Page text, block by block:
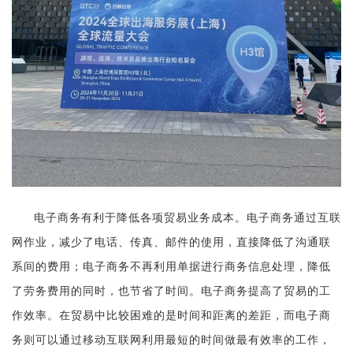
电子商务有利于降低各项贸易业务成本。电子商务通过互联
网作业，减少了电话、传真、邮件的使用，直接降低了沟通联
系间的费用；电子商务不再利用单据进行商务信息处理，降低
了劳务费用的同时，也节省了时间。电子商务提高了贸易的工
作效率。在贸易中比较困难的是时间和距离的差距，而电子商
务则可以通过移动互联网利用最短的时间做最有效率的工作，